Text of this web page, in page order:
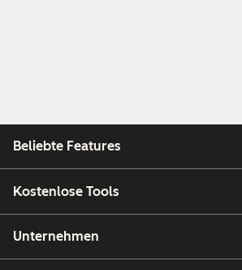
Beliebte Features
Kostenlose Tools
Unternehmen